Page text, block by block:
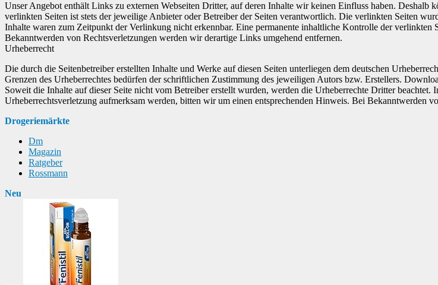
Unser Angebot enthält Links zu externen Webseiten Dritter, auf deren Inhalte wir keinen Einfluss haben.
verlinkten Seiten ist stets der jeweilige Anbieter oder Betreiber der Seiten verantwortlich. Die verlinkten Seiten
Inhalte waren zum Zeitpunkt der Verlinkung nicht erkennbar. Eine permanente inhaltliche Kontrolle der
Bekanntwerden von Rechtsverletzungen werden wir derartige Links umgehend entfernen.
Urheberrecht
Die durch die Seitenbetreiber erstellten Inhalte und Werke auf diesen Seiten unterliegen dem deutschen
Grenzen des Urheberrechtes bedürfen der schriftlichen Zustimmung des jeweiligen Autors bzw. Erstellers.
Soweit die Inhalte auf dieser Seite nicht vom Betreiber erstellt wurden, werden die Urheberrechte Dritter
Urheberrechtsverletzung aufmerksam werden, bitten wir um einen entsprechenden Hinweis. Bei Bekanntwerden
Drogeriemärkte
Dm
Magazin
Ratgeber
Rossmann
Neu